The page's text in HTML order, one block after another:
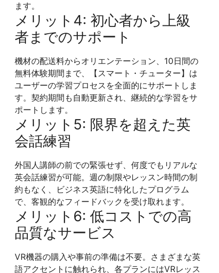
ます。
メリット4: 初心者から上級
者までのサポート
機材の配送料からオリエンテーション、10日間の
無料体験期間まで、【スマート・チューター】は
ユーザーの学習プロセスを全面的にサポートしま
す。契約期間も自動更新され、継続的な学習をサ
ポートします。
メリット5: 限界を超えた英
会話練習
外国人講師の前での緊張せず、何度でもリアルな
英会話練習が可能。週の制限やレッスン時間の制
約もなく、ビジネス英語に特化したプログラム
で、客観的なフィードバックを受け取れます。
メリット6: 低コストでの高
品質なサービス
VR機器の購入や事前の準備は不要。さまざまな英
語アクセントに触れられ、各プランにはVRレッス